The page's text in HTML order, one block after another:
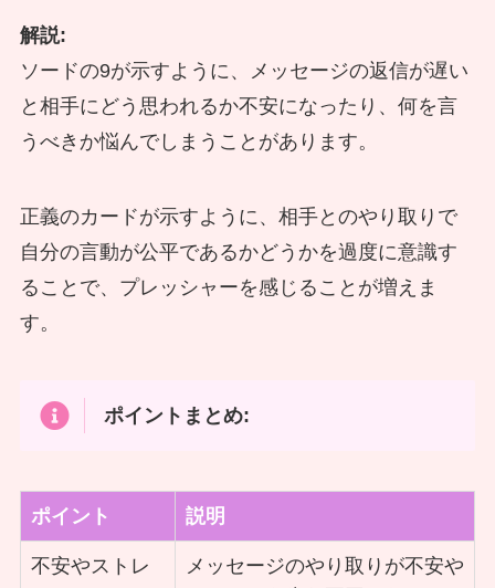
解説:
ソードの9が示すように、メッセージの返信が遅い
と相手にどう思われるか不安になったり、何を言
うべきか悩んでしまうことがあります。
正義のカードが示すように、相手とのやり取りで
自分の言動が公平であるかどうかを過度に意識す
ることで、プレッシャーを感じることが増えま
す。
ポイントまとめ:
ポイント 説明
不安やストレ
メッセージのやり取りが不安や